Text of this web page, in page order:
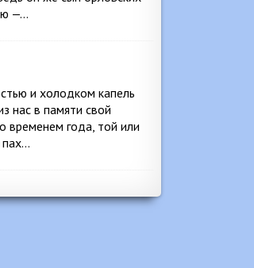
—…
и холодком капель
нас в памяти свой
временем года, той или
пах…